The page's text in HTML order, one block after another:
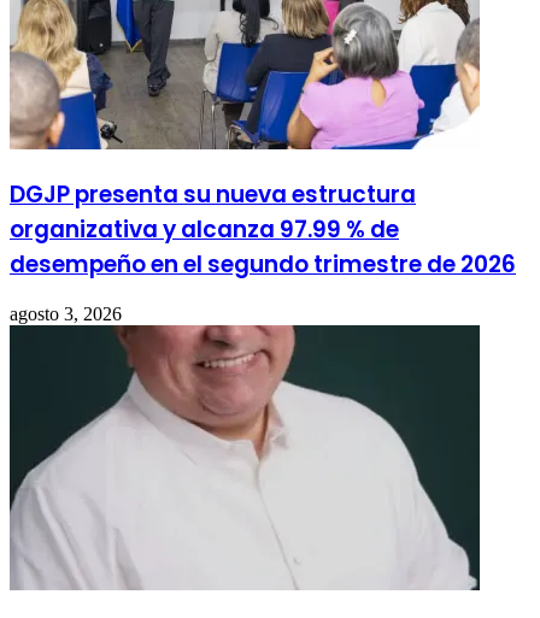
DGJP presenta su nueva estructura
organizativa y alcanza 97.99 % de
desempeño en el segundo trimestre de 2026
agosto 3, 2026